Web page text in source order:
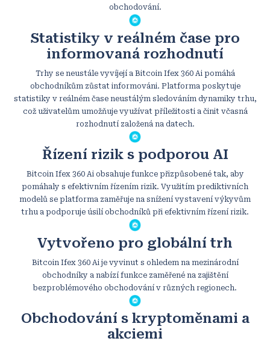
obchodování.
Statistiky v reálném čase pro
informovaná rozhodnutí
Trhy se neustále vyvíjejí a Bitcoin Ifex 360 Ai pomáhá
obchodníkům zůstat informováni. Platforma poskytuje
statistiky v reálném čase neustálým sledováním dynamiky trhu,
což uživatelům umožňuje využívat příležitosti a činit včasná
rozhodnutí založená na datech.
Řízení rizik s podporou AI
Bitcoin Ifex 360 Ai obsahuje funkce přizpůsobené tak, aby
pomáhaly s efektivním řízením rizik. Využitím prediktivních
modelů se platforma zaměřuje na snížení vystavení výkyvům
trhu a podporuje úsilí obchodníků při efektivním řízení rizik.
Vytvořeno pro globální trh
Bitcoin Ifex 360 Ai je vyvinut s ohledem na mezinárodní
obchodníky a nabízí funkce zaměřené na zajištění
bezproblémového obchodování v různých regionech.
Obchodování s kryptoměnami a
akciemi